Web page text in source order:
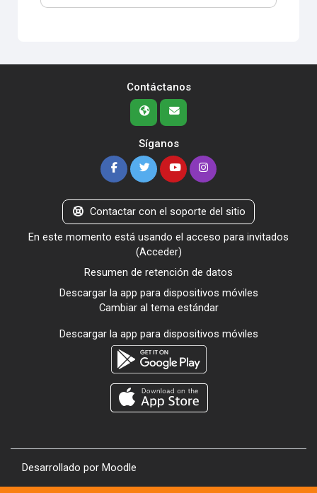
Contáctanos
Síganos
Contactar con el soporte del sitio
En este momento está usando el acceso para invitados
(Acceder)
Resumen de retención de datos
Descargar la app para dispositivos móviles
Cambiar al tema estándar
Descargar la app para dispositivos móviles
Desarrollado por Moodle